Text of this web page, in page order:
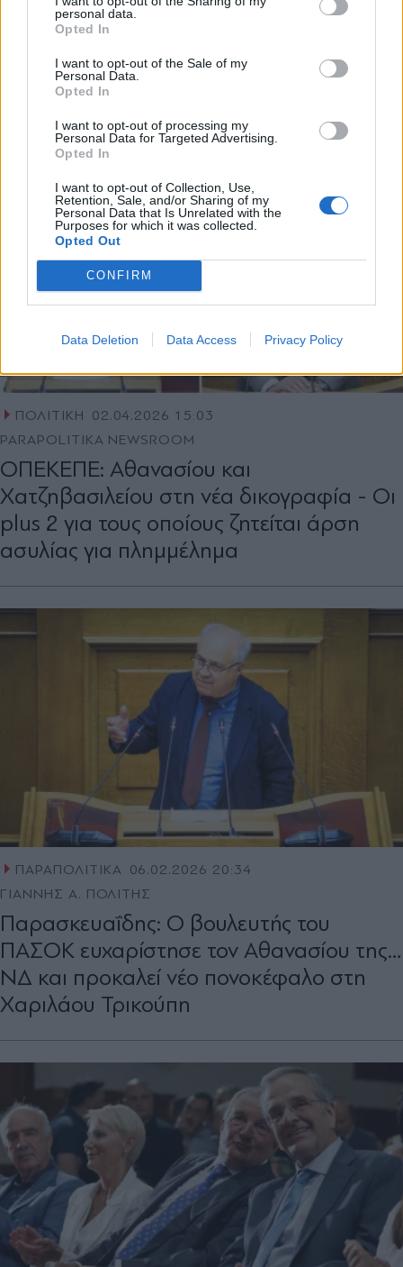
personal data.
Opted In
I want to opt-out of the Sale of my
Personal Data.
Opted In
I want to opt-out of processing my
Personal Data for Targeted Advertising.
Opted In
I want to opt-out of Collection, Use,
Retention, Sale, and/or Sharing of my
Personal Data that Is Unrelated with the
Purposes for which it was collected.
Opted Out
CONFIRM
Data Deletion Data Access Privacy Policy
συνομίλησε ο ίδιος & ο Αθανασίου είχε
ζητήσει εξυπηρέτηση για γεωργικά
μηχανήματα - Τι είπε στα Παραπολιτικά
90,1 η Ιωάννα Μάνδρου
ΠΟΛΙΤΙΚΗ
02.04.2026 15:03
PARAPOLITIKA NEWSROOM
ΟΠΕΚΕΠΕ: Αθανασίου και
Χατζηβασιλείου στη νέα δικογραφία - Οι
plus 2 για τους οποίους ζητείται άρση
ασυλίας για πλημμέλημα
ΠΑΡΑΠΟΛΙΤΙΚΑ 06.02.2026 20:34
ΓΙΑΝΝΗΣ Α. ΠΟΛΙΤΗΣ
Παρασκευαΐδης: Ο βουλευτής του
ΠΑΣΟΚ ευχαρίστησε τον Αθανασίου της…
ΝΔ και προκαλεί νέο πονοκέφαλο στη
Χαριλάου Τρικούπη
Αποδέχομαι τους
και την πολιτική απορρήτου
X